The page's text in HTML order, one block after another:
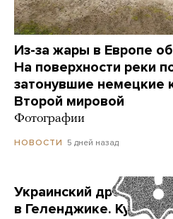
Из-за жары в Европе
На поверхности реки
затонувшие немецкие
Второй мировой
Фотографии
НОВОСТИ 5 дней назад
Украинский дрон
в Геленджике. Куда он